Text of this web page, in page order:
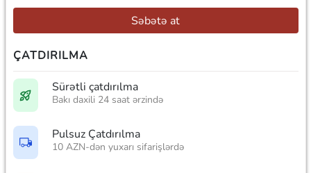
Səbətə at
ÇATDIRILMA
Sürətli çatdırılma
Bakı daxili 24 saat ərzində
Pulsuz Çatdırılma
10 AZN-dən yuxarı sifarişlərdə